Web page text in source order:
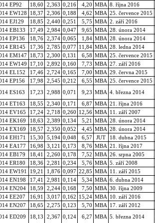
EP92 18,60 2,363 0,216 4,20 MBA 8. října 2016
EW128
18,37 2,306 0,188 4,62 MBA 25. července 2015
EJ129
18,85 2,440 0,251 5,75 MBA 2. září 2016
EB133
17,49 2,984 0,047 9,65 MBA 28. února 2014
EP136
18,76 2,374 0,065 1,84 MBA 28. února 2014
ER145
17,36 2,785 0,077 11,84 MBA 28. ledna 2014
EM147
18,73 2,300 0,131 6,58 MBA 25. července 2015
EW149
17,10 2,892 0,160 7,73 MBA 27. září 2016
EL152
17,46 2,724 0,165 7,00 MBA 29. června 2015
EP156
17,98 2,545 0,212 6,55 MBA 25. července 2015
ES163
17,23 2,988 0,071 9,23 MBA 4. března 2014
ET163
18,55 2,340 0,171 6,87 MBA 21. října 2016
EV165
17,24 2,718 0,260 12,56 MBA 11. září 2007
EK169
18,63 2,389 0,134 5,21 MBA 28. února 2014
EX169
18,57 2,350 0,052 4,45 MBA 28. února 2014
EH171
15,30 5,194 0,048 6,57 JUT 18. dubna 2015
EA177
16,98 3,121 0,173 8,76 MBA 21. října 2017
EB179
18,41 2,260 0,178 7,52 MBA 26. srpna 2005
ER180
18,36 2,281 0,234 5,76 MBA 5. září 2008
EW191
19,21 1,876 0,097 22,85 MBA 11. září 2015
EN198
17,41 2,981 0,114 5,34 MBA 6. dubna 2014
EN204
18,59 2,244 0,168 7,50 MBA 30. října 2009
EE207
16,91 3,017 0,162 15,24 MBA 10. září 2016
EN207
18,65 2,275 0,123 5,70 MBA 17. září 2012
ED209
18,13 2,367 0,124 6,27 MBA 5. března 2014